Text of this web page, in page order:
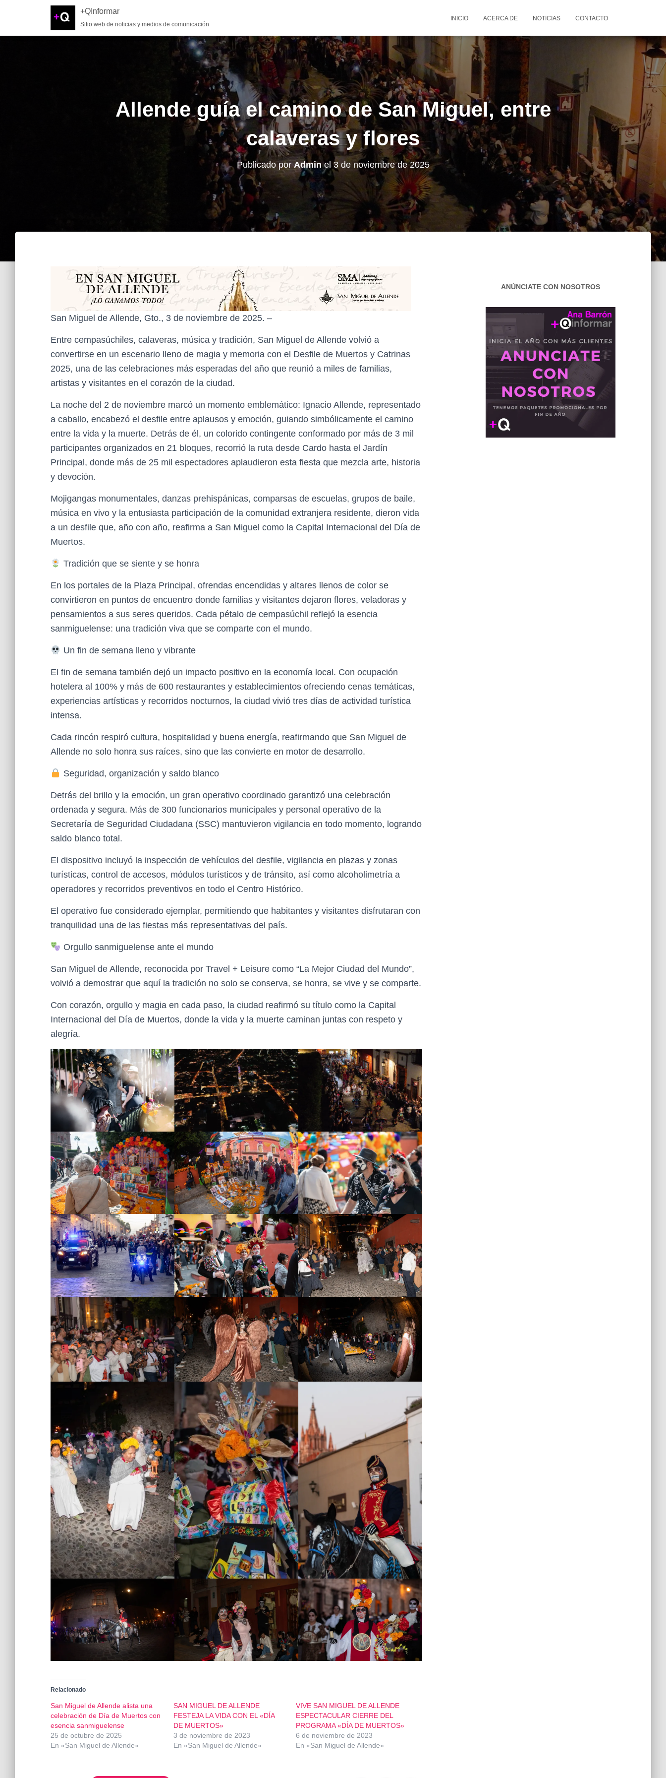
+QInformar
Sitio web de noticias y medios de comunicación
INICIO ACERCA DE NOTICIAS CONTACTO
Allende guía el camino de San Miguel, entre
calaveras y flores
Publicado porAdminel3 de noviembre de 2025
San Miguel de Allende, Gto., 3 de noviembre de 2025. –
Entre cempasúchiles, calaveras, música y tradición, San Miguel de Allende volvió a
convertirse en un escenario lleno de magia y memoria con el Desfile de Muertos y Catrinas
2025, una de las celebraciones más esperadas del año que reunió a miles de familias,
artistas y visitantes en el corazón de la ciudad.
La noche del 2 de noviembre marcó un momento emblemático: Ignacio Allende, representado
a caballo, encabezó el desfile entre aplausos y emoción, guiando simbólicamente el camino
entre la vida y la muerte. Detrás de él, un colorido contingente conformado por más de 3 mil
participantes organizados en 21 bloques, recorrió la ruta desde Cardo hasta el Jardín
Principal, donde más de 25 mil espectadores aplaudieron esta fiesta que mezcla arte, historia
y devoción.
Mojigangas monumentales, danzas prehispánicas, comparsas de escuelas, grupos de baile,
música en vivo y la entusiasta participación de la comunidad extranjera residente, dieron vida
a un desfile que, año con año, reafirma a San Miguel como la Capital Internacional del Día de
Muertos.
Tradición que se siente y se honra
En los portales de la Plaza Principal, ofrendas encendidas y altares llenos de color se
convirtieron en puntos de encuentro donde familias y visitantes dejaron flores, veladoras y
pensamientos a sus seres queridos. Cada pétalo de cempasúchil reflejó la esencia
sanmiguelense: una tradición viva que se comparte con el mundo.
Un fin de semana lleno y vibrante
El fin de semana también dejó un impacto positivo en la economía local. Con ocupación
hotelera al 100% y más de 600 restaurantes y establecimientos ofreciendo cenas temáticas,
experiencias artísticas y recorridos nocturnos, la ciudad vivió tres días de actividad turística
intensa.
Cada rincón respiró cultura, hospitalidad y buena energía, reafirmando que San Miguel de
Allende no solo honra sus raíces, sino que las convierte en motor de desarrollo.
Seguridad, organización y saldo blanco
Detrás del brillo y la emoción, un gran operativo coordinado garantizó una celebración
ordenada y segura. Más de 300 funcionarios municipales y personal operativo de la
Secretaría de Seguridad Ciudadana (SSC) mantuvieron vigilancia en todo momento, logrando
saldo blanco total.
El dispositivo incluyó la inspección de vehículos del desfile, vigilancia en plazas y zonas
turísticas, control de accesos, módulos turísticos y de tránsito, así como alcoholimetría a
operadores y recorridos preventivos en todo el Centro Histórico.
El operativo fue considerado ejemplar, permitiendo que habitantes y visitantes disfrutaran con
tranquilidad una de las fiestas más representativas del país.
Orgullo sanmiguelense ante el mundo
San Miguel de Allende, reconocida por Travel + Leisure como “La Mejor Ciudad del Mundo”,
volvió a demostrar que aquí la tradición no solo se conserva, se honra, se vive y se comparte.
Con corazón, orgullo y magia en cada paso, la ciudad reafirmó su título como la Capital
Internacional del Día de Muertos, donde la vida y la muerte caminan juntas con respeto y
alegría.
Relacionado
San Miguel de Allende alista una
celebración de Día de Muertos con
esencia sanmiguelense
25 de octubre de 2025
En «San Miguel de Allende»
SAN MIGUEL DE ALLENDE
FESTEJA LA VIDA CON EL «DÍA
DE MUERTOS»
3 de noviembre de 2023
En «San Miguel de Allende»
VIVE SAN MIGUEL DE ALLENDE
ESPECTACULAR CIERRE DEL
PROGRAMA «DÍA DE MUERTOS»
6 de noviembre de 2023
En «San Miguel de Allende»
ANÚNCIATE CON NOSOTROS